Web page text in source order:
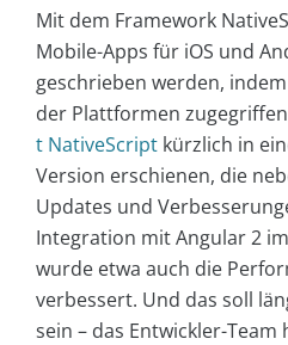
Mit dem Framework
Mobile-Apps für iOS und
geschrieben werden,
der Plattformen
t NativeScript kürzlich in
Version erschienen, die
Updates und
Integration mit Angular 2
wurde etwa auch die
verbessert. Und das soll
sein – das Entwickler-